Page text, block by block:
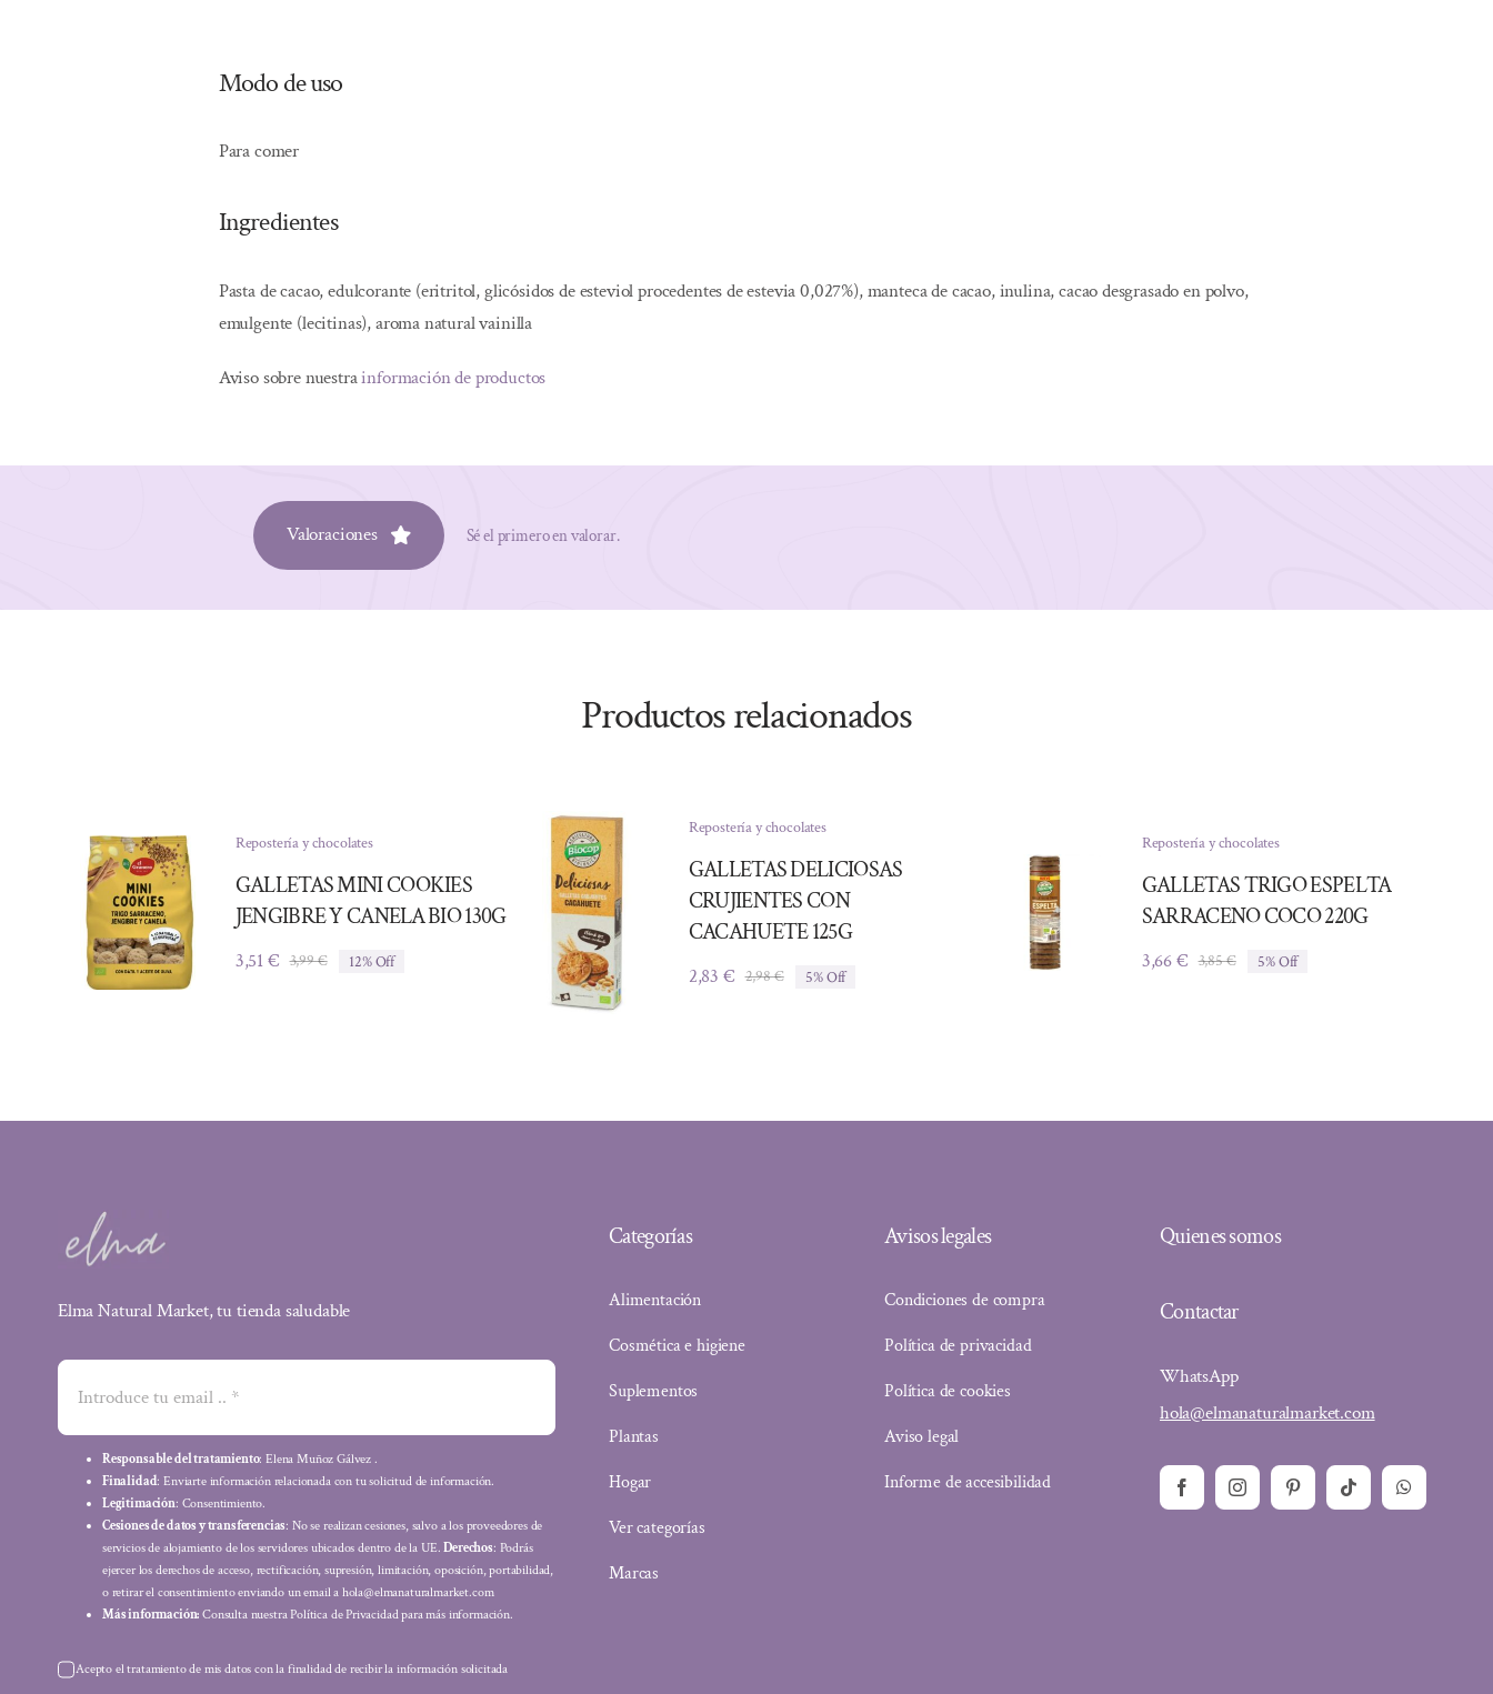
Modo de uso
Para comer
Ingredientes
Pasta de cacao, edulcorante (eritritol, glicósidos de esteviol procedentes de estevia 0,027%), manteca de cacao, inulina, cacao desgrasado en polvo,
emulgente (lecitinas), aroma natural vainilla
Aviso sobre nuestrainformación de productos
Valoraciones Sé el primero en valorar.
Productos relacionados
Repostería y chocolates
GALLETAS MINI COOKIES
JENGIBRE Y CANELA BIO 130G
3,99€El
3,51€
El
12% Off
Repostería y chocolates
GALLETAS DELICIOSAS
CRUJIENTES CON
CACAHUETE 125G
2,98€El
2,83 €
El
5% Off
Repostería y chocolates
GALLETAS TRIGO ESPELTA
SARRACENO COCO 220G
3,85€El
3,66€
El
5% Off
Elma Natural Market, tu tienda saludable
Responsable del tratamiento: Elena Muñoz Gálvez .
Finalidad: Enviarte información relacionada con tu solicitud de información.
Legitimación: Consentimiento.
Cesiones de datos y transferencias: No se realizan cesiones, salvo a los proveedores de
servicios de alojamiento de los servidores ubicados dentro de la UE.Derechos: Podrás
ejercer los derechos de acceso, rectificación, supresión, limitación, oposición, portabilidad,
o retirar el consentimiento enviando un email a hola@elmanaturalmarket.com
Más información: Consulta nuestra Política de Privacidad para más información.
Acepto el tratamiento de mis datos con la finalidad de recibir la información solicitada
Categorías
Alimentación
Cosmética e higiene
Suplementos
Plantas
Hogar
Ver categorías
Marcas
Avisos legales
Condiciones de compra
Política de privacidad
Política de cookies
Aviso legal
Informe de accesibilidad
Quienes somos
Contactar
WhatsApp
hola@elmanaturalmarket.com